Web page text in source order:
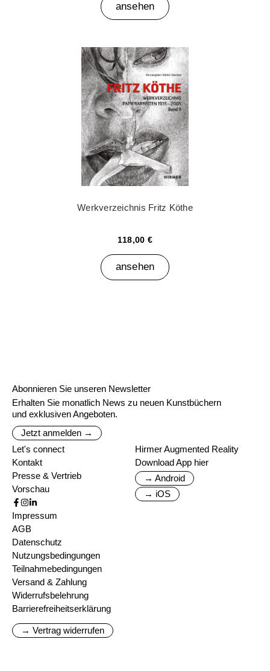
ansehen
Werkverzeichnis Fritz Köthe
118,00 €
ansehen
Abonnieren Sie unseren Newsletter
Erhalten Sie monatlich News zu neuen Kunstbüchern
und exklusiven Angeboten.
Jetzt anmelden →
Let's connect
Kontakt
Presse & Vertrieb
Vorschau
Hirmer Augmented Reality
Download App hier
→ Android
→ iOS
Impressum
AGB
Datenschutz
Nutzungsbedingungen
Teilnahmebedingungen
Versand & Zahlung
Widerrufsbelehrung
Barrierefreiheitserklärung
→ Vertrag widerrufen